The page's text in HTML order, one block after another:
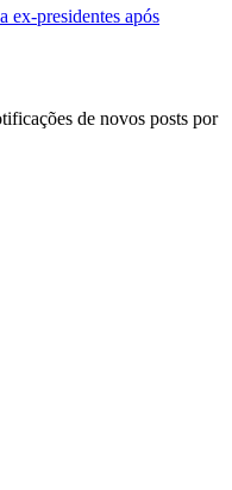
ex-presidentes após
de novos posts por